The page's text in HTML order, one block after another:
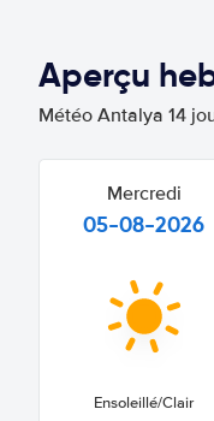
Aperçu
Météo Antalya 14
Mercredi
05-08-2026
Ensoleillé/Clair